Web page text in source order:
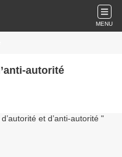
MENU
autorité